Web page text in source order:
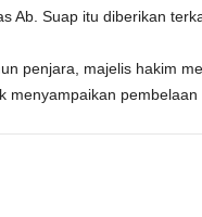
Ab. Suap itu diberikan
penjara, majelis hakim
menyampaikan